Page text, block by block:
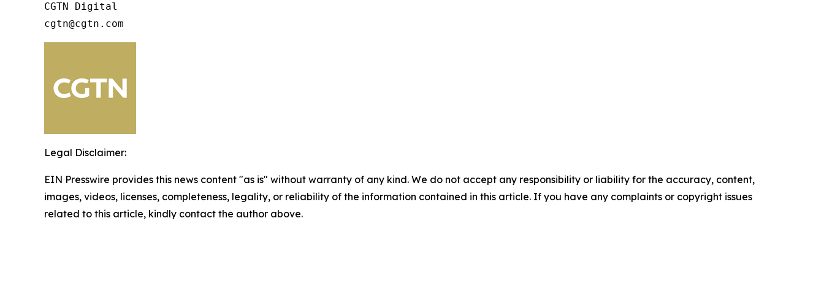
CGTN Digital
cgtn@cgtn.com
Legal Disclaimer:
EIN Presswire provides this news content "as is" without warranty of any kind. We do not accept any responsibility or liability for the accuracy, content,
images, videos, licenses, completeness, legality, or reliability of the information contained in this article. If you have any complaints or copyright issues
related to this article, kindly contact the author above.